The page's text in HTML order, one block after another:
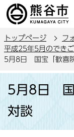
の
ー
ジ
トップページ フ
平成25年5月のできご
5月8日 国宝「歓喜
か
5月8日 国
対談